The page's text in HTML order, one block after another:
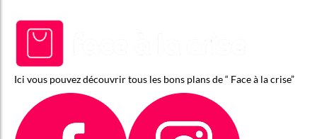
Ici vous pouvez découvrir tous les bons plans de “ Face à la crise”